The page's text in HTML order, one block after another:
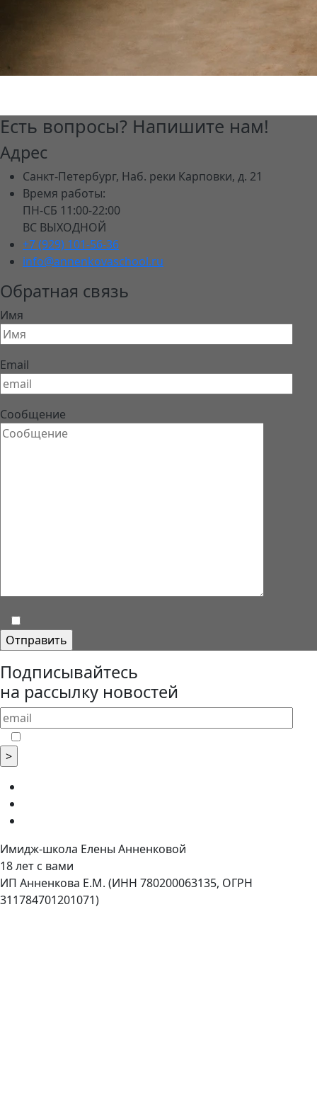
Есть вопросы? Напишите нам!
Адрес
Санкт-Петербург, Наб. реки Карповки, д. 21
Время работы:
ПН-СБ 11:00-22:00
ВС ВЫХОДНОЙ
+7 (929) 101-56-36
info@annenkovaschool.ru
Обратная связь
Имя
Email
Сообщение
Подписывайтесь
на рассылку новостей
Имидж-школа Елены Анненковой
18 лет с вами
ИП Анненкова Е.М. (ИНН 780200063135, ОГРН
311784701201071)